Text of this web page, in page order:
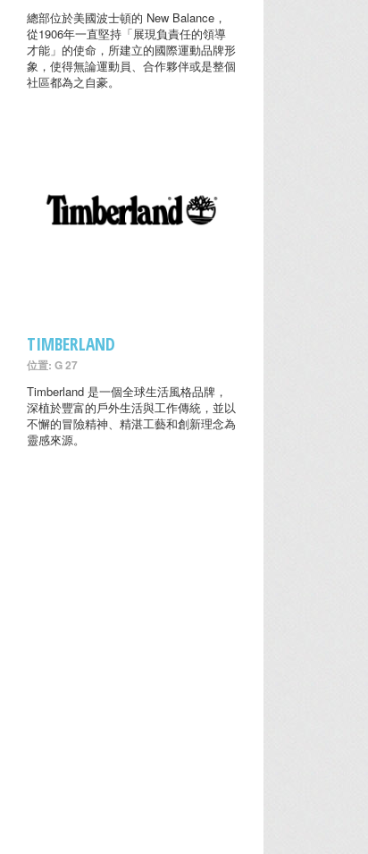
總部位於美國波士頓的 New Balance，
從1906年一直堅持「展現負責任的領導
才能」的使命，所建立的國際運動品牌形
象，使得無論運動員、合作夥伴或是整個
社區都為之自豪。
TIMBERLAND
位置: G 27
Timberland 是一個全球生活風格品牌，
深植於豐富的戶外生活與工作傳統，並以
不懈的冒險精神、精湛工藝和創新理念為
靈感來源。